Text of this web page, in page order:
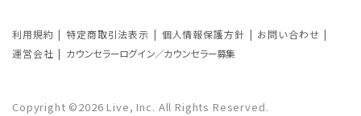
Copyright ©2026 Live, Inc. All Rights Reserved.
利用規約 特定商取引法表示 個人情報保護方針
お問い合わせ
運営会社
カウンセラーログイン／カウンセラー募集